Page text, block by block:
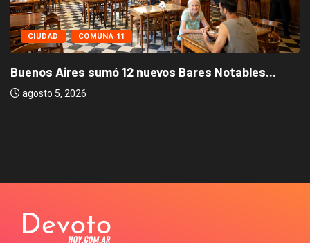
CIUDAD COMUNA 11
Buenos Aires sumó 12 nuevos Bares Notables...
agosto 5, 2026